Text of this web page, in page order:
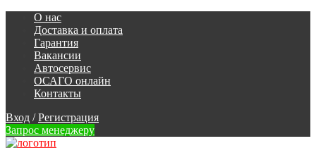
О нас
Доставка и оплата
Гарантия
Вакансии
Автосервис
ОСАГО онлайн
Контакты
Вход / Регистрация
Запрос менеджеру